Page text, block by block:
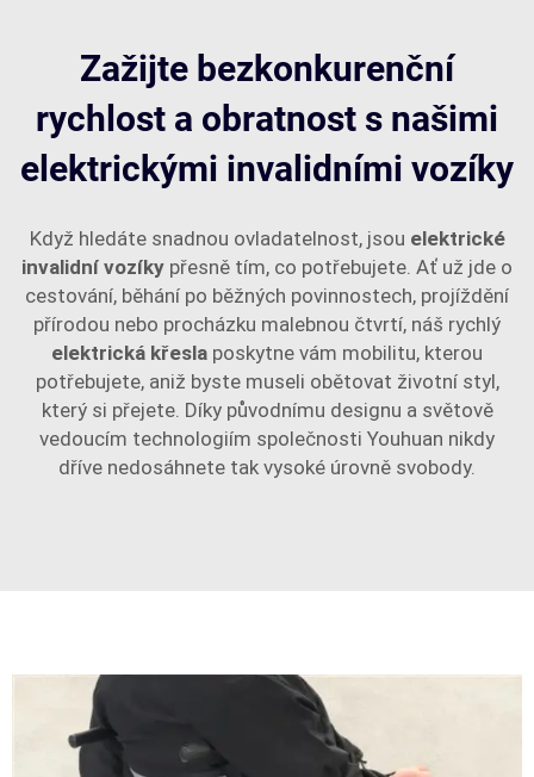
Zažijte bezkonkurenční
rychlost a obratnost s našimi
elektrickými invalidními vozíky
Když hledáte snadnou ovladatelnost, jsou elektrické
invalidní vozíky přesně tím, co potřebujete. Ať už jde o
cestování, běhání po běžných povinnostech, projíždění
přírodou nebo procházku malebnou čtvrtí, náš rychlý
elektrická křesla poskytne vám mobilitu, kterou
potřebujete, aniž byste museli obětovat životní styl,
který si přejete. Díky původnímu designu a světově
vedoucím technologiím společnosti Youhuan nikdy
dříve nedosáhnete tak vysoké úrovně svobody.